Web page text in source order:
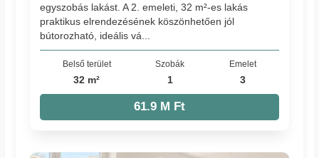
egyszobás lakást. A 2. emeleti, 32 m²-es lakás
praktikus elrendezésének köszönhetően jól
bútorozható, ideális vá...
Belső terület
32 m²
Szobák
1
Emelet
3
61.9 M Ft